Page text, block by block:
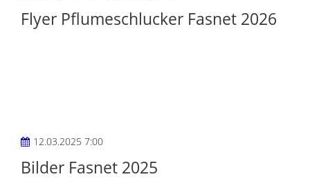
Flyer Pflumeschlucker Fasnet 2026
12.03.2025 7:00
Bilder Fasnet 2025